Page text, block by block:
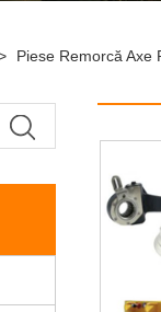
Piese Remorcă Axe